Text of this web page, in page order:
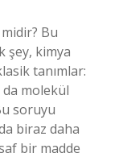
Bu
şey, kimya
tanımlar:
da molekül
soruyu
biraz daha
bir madde